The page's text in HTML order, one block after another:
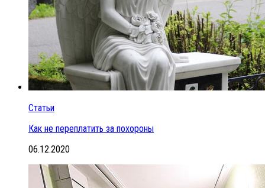
Статьи
Как не переплатить за похороны
06.12.2020